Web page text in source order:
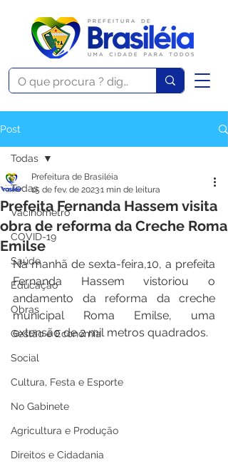
Post
Todas
Vacinômetro
COVID-19
Saúde
Educação
Obras
Gestão e Economia
Social
Cultura, Festa e Esporte
No Gabinete
Agricultura e Produção
Direitos e Cidadania
Todas
Prefeita Fernanda Hassem visita
obra de reforma da Creche Roma
Emilse
Prefeitura de Brasiléia
15 de fev. de 20231 min de leitura
Na manhã de sexta-feira,10, a prefeita
Fernanda Hassem vistoriou o
andamento da reforma da creche
municipal Roma Emilse, uma
extensão de 2 mil metros quadrados.